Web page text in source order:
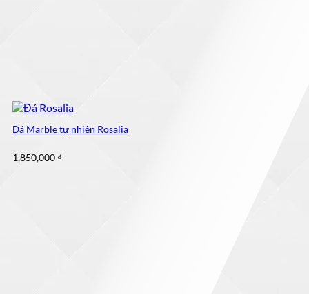
Đá Marble tự nhiên Rosalia
1,850,000 ₫